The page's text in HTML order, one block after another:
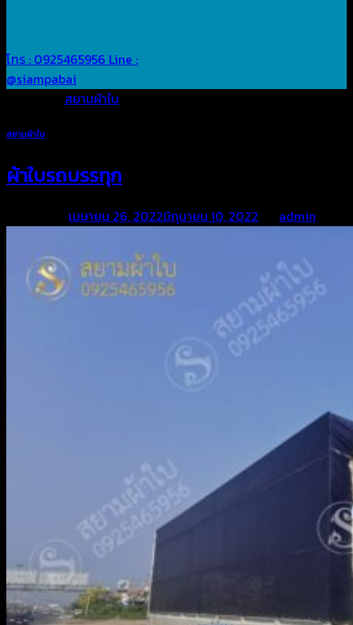
โทร : 0925465956 Line :
@siampabai
สยามผ้าใบ
สยามผ้าใบ
ผ้าใบรถบรรทุก
เมษายน 26, 2022มิถุนายน 10, 2022 admin